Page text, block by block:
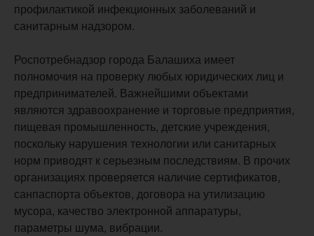
профилактикой инфекционных заболеваний и
санитарным надзором.
Роспотребнадзор города Балашиха имеет
полномочия на проверку любых юридических лиц и
предпринимателей. Важнейшими объектами
являются здравоохранение и торговые предприятия,
пищевая промышленность, детские учреждения,
поскольку нарушения технологии или санитарных
норм приводят к серьезным последствиям. В прочих
организациях проверяется наличие сертификатов,
санпаспорта объектов, договора на утилизацию
мусора, качество электронной аппаратуры,
параметры шума, вибрации.